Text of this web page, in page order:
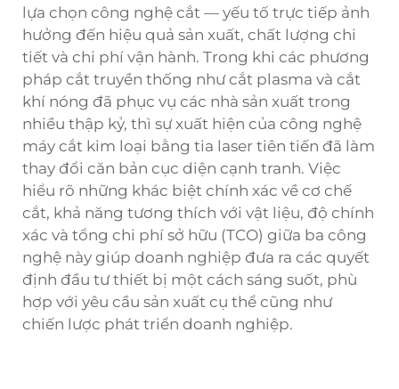
lựa chọn công nghệ cắt — yếu tố trực tiếp ảnh
hưởng đến hiệu quả sản xuất, chất lượng chi
tiết và chi phí vận hành. Trong khi các phương
pháp cắt truyền thống như cắt plasma và cắt
khí nóng đã phục vụ các nhà sản xuất trong
nhiều thập kỷ, thì sự xuất hiện của công nghệ
máy cắt kim loại bằng tia laser tiên tiến đã làm
thay đổi căn bản cục diện cạnh tranh. Việc
hiểu rõ những khác biệt chính xác về cơ chế
cắt, khả năng tương thích với vật liệu, độ chính
xác và tổng chi phí sở hữu (TCO) giữa ba công
nghệ này giúp doanh nghiệp đưa ra các quyết
định đầu tư thiết bị một cách sáng suốt, phù
hợp với yêu cầu sản xuất cụ thể cũng như
chiến lược phát triển doanh nghiệp.